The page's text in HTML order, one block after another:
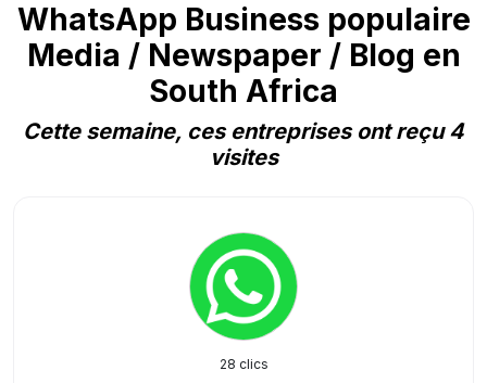
WhatsApp Business populaire
Media / Newspaper / Blog en
South Africa
Cette semaine, ces entreprises ont reçu 4
visites
28 clics